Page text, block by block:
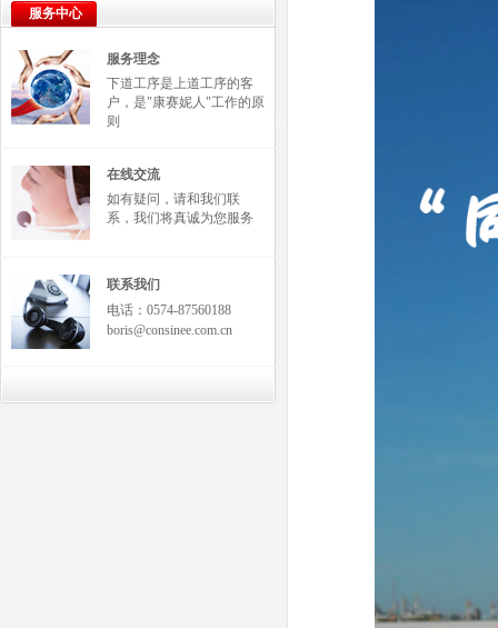
服务中心
服务理念
下道工序是上道工序的客
户，是"康赛妮人"工作的原
则
在线交流
如有疑问，请和我们联
系，我们将真诚为您服务
联系我们
电话：0574-87560188
boris@consinee.com.cn